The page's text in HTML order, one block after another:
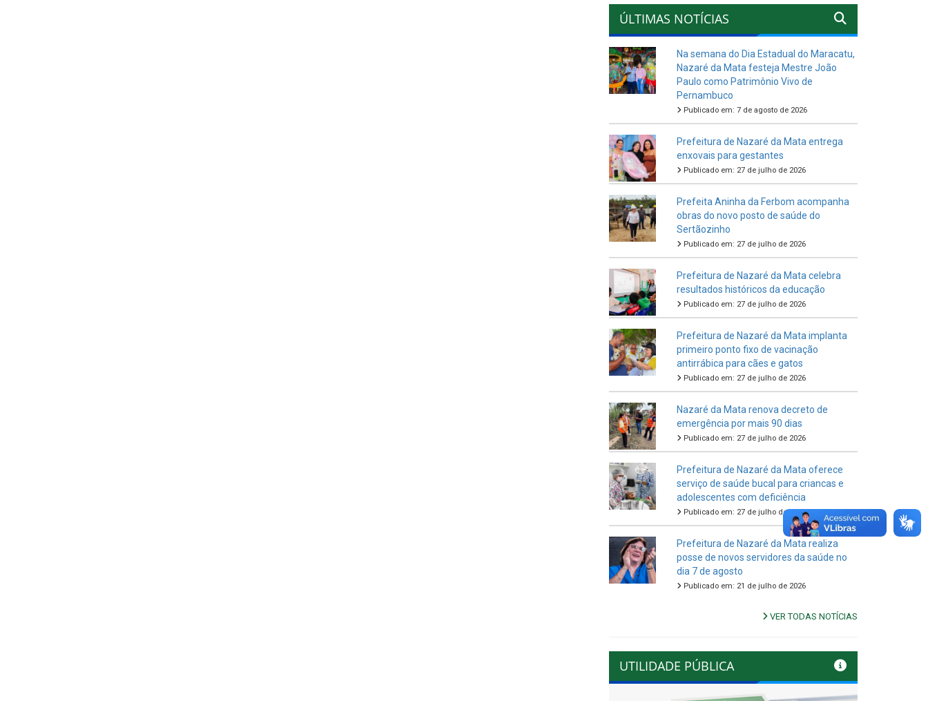
ÚLTIMAS NOTÍCIAS
Na semana do Dia Estadual do Maracatu,
Nazaré da Mata festeja Mestre João
Paulo como Patrimônio Vivo de
Pernambuco
Publicado em: 7 de agosto de 2026
Prefeitura de Nazaré da Mata entrega
enxovais para gestantes
Publicado em: 27 de julho de 2026
Prefeita Aninha da Ferbom acompanha
obras do novo posto de saúde do
Sertãozinho
Publicado em: 27 de julho de 2026
Prefeitura de Nazaré da Mata celebra
resultados históricos da educação
Publicado em: 27 de julho de 2026
Prefeitura de Nazaré da Mata implanta
primeiro ponto fixo de vacinação
antirrábica para cães e gatos
Publicado em: 27 de julho de 2026
Nazaré da Mata renova decreto de
emergência por mais 90 dias
Publicado em: 27 de julho de 2026
Prefeitura de Nazaré da Mata oferece
serviço de saúde bucal para criancas e
adolescentes com deficiência
Publicado em: 27 de julho de 2026
Prefeitura de Nazaré da Mata realiza
posse de novos servidores da saúde no
dia 7 de agosto
Publicado em: 21 de julho de 2026
VER TODAS NOTÍCIAS
UTILIDADE PÚBLICA